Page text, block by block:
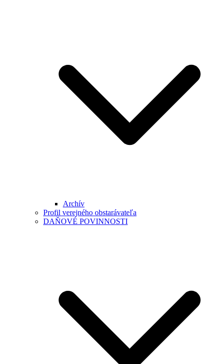
Archív
Profil verejného obstarávateľa
DAŇOVÉ POVINNOSTI